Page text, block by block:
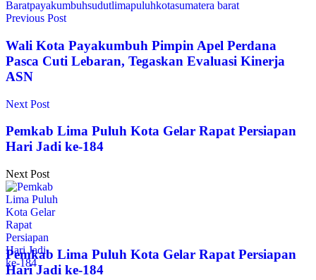
Baratpayakumbuhsudutlimapuluhkotasumatera barat
Previous Post
Wali Kota Payakumbuh Pimpin Apel Perdana
Pasca Cuti Lebaran, Tegaskan Evaluasi Kinerja
ASN
Next Post
Pemkab Lima Puluh Kota Gelar Rapat Persiapan
Hari Jadi ke-184
Next Post
Pemkab Lima Puluh Kota Gelar Rapat Persiapan
Hari Jadi ke-184